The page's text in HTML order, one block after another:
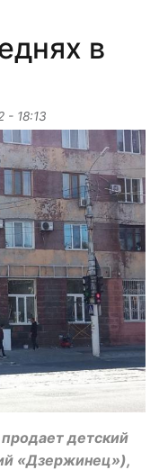
в
- 18:13
детский
«Дзержинец»),